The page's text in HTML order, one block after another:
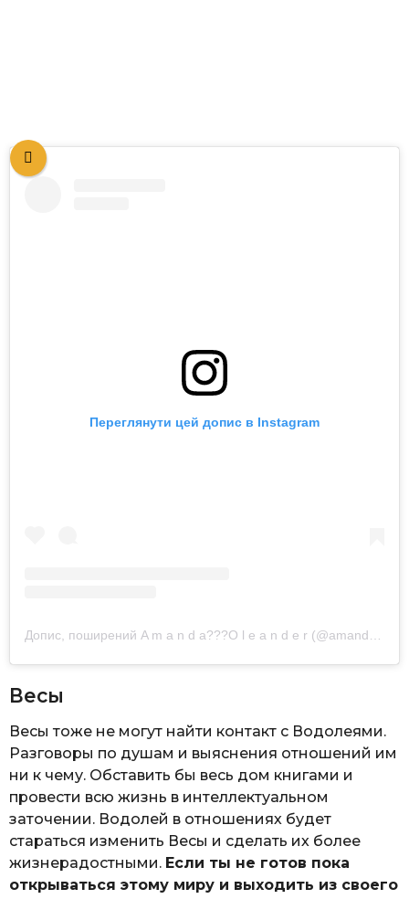
Переглянути цей допис в Instagram
Весы
Весы тоже не могут найти контакт с Водолеями.
Разговоры по душам и выяснения отношений им
ни к чему. Обставить бы весь дом книгами и
провести всю жизнь в интеллектуальном
заточении. Водолей в отношениях будет
стараться изменить Весы и сделать их более
жизнерадостными. Если ты не готов пока
открываться этому миру и выходить из своего